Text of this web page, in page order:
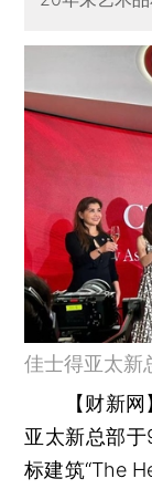
佳士得亚太新
【财新网
亚太新总部
标建筑“The